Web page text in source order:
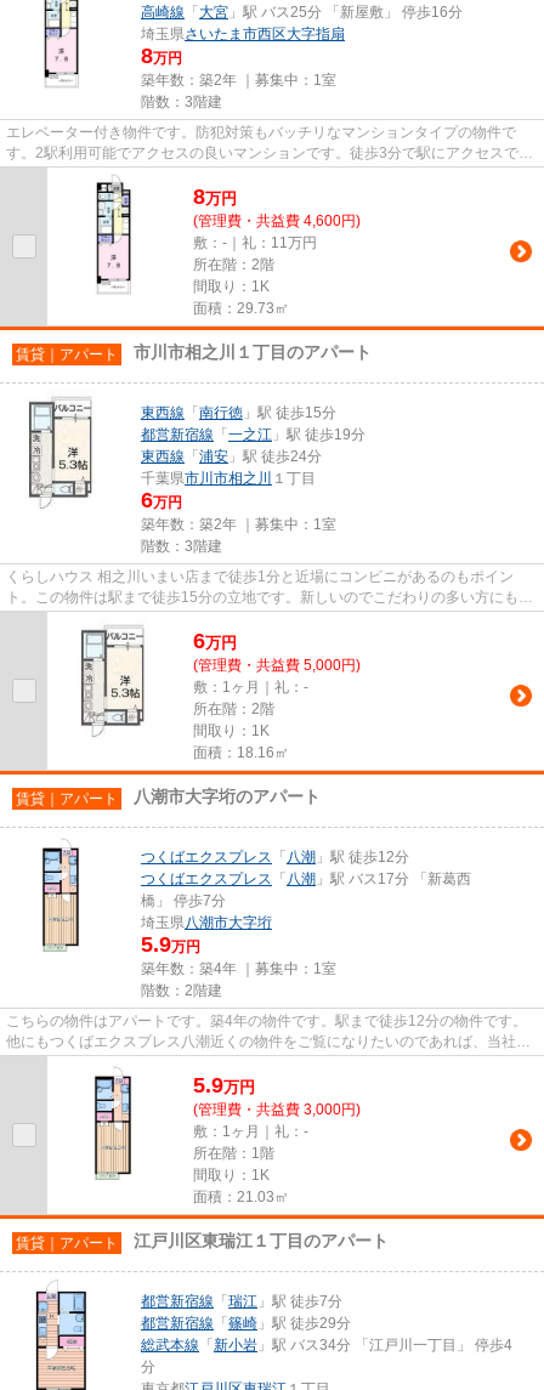
高崎線 「 大宮 」駅 バス25分 「新屋敷」 停歩16分
埼玉県さいたま市西区大字指扇
8万円
築年数：築2年 ｜募集中： 1室
階数：3階建
エレベーター付き物件です。防犯対策もバッチリなマンションタイプの物件で
す。2駅利用可能でアクセスの良いマンションです。徒歩3分で駅にアクセスでき
る物件です。さいたま市西区エ...
8万円
(管理費・共益費 4,600円)
敷：-｜礼：11万円
所在階：2階
間取り：1K
面積：29.73㎡
賃貸｜アパート 市川市相之川１丁目のアパート
東西線 「 南行徳 」駅 徒歩15分
都営新宿線 「 一之江 」駅 徒歩19分
東西線 「 浦安 」駅 徒歩24分
千葉県市川市相之川 １丁目
6万円
築年数：築2年 ｜募集中： 1室
階数：3階建
くらしハウス 相之川いまい店まで徒歩1分と近場にコンビニがあるのもポイン
ト。この物件は駅まで徒歩15分の立地です。新しいのでこだわりの多い方にもお
6万円
(管理費・共益費 5,000円)
敷：1ヶ月｜礼：-
所在階：2階
間取り：1K
面積：18.16㎡
賃貸｜アパート 八潮市大字垳のアパート
つくばエクスプレス 「 八潮 」駅 徒歩12分
つくばエクスプレス 「 八潮 」駅 バス17分 「新葛西
橋」 停歩7分
埼玉県八潮市大字垳
5.9万円
築年数：築4年 ｜募集中： 1室
階数：2階建
こちらの物件はアパートです。築4年の物件です。駅まで徒歩12分の物件です。
他にもつくばエクスプレス八潮近くの物件をご覧になりたいのであれば、当社ま
5.9万円
(管理費・共益費 3,000円)
敷：1ヶ月｜礼：-
所在階：1階
間取り：1K
面積：21.03㎡
賃貸｜アパート 江戸川区東瑞江１丁目のアパート
都営新宿線 「 瑞江 」駅 徒歩7分
都営新宿線 「 篠崎 」駅 徒歩29分
総武本線 「 新小岩 」駅 バス34分 「江戸川一丁目」 停歩4
分